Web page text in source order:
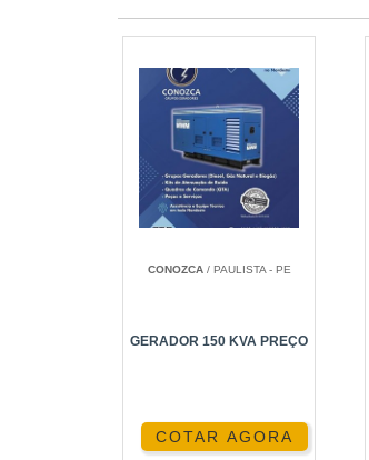
CONOZCA/ PAULISTA - PE
GERADOR 150 KVA PREÇO
COTAR AGORA